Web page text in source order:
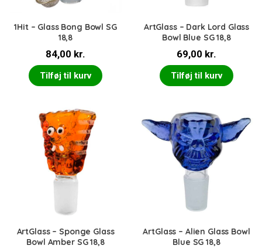
1Hit – Glass Bong Bowl SG
18,8
84,00 kr.
Tilføj til kurv
ArtGlass – Dark Lord Glass
Bowl Blue SG 18,8
69,00 kr.
Tilføj til kurv
ArtGlass – Sponge Glass
Bowl Amber SG 18,8
ArtGlass – Alien Glass Bowl
Blue SG 18,8